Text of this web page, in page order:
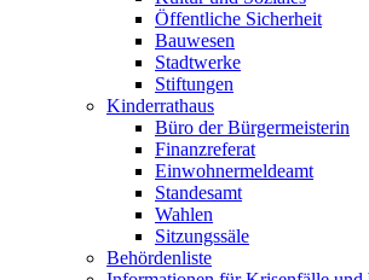
Öffentliche Sicherheit
Bauwesen
Stadtwerke
Stiftungen
Kinderrathaus
Büro der Bürgermeisterin
Finanzreferat
Einwohnermeldeamt
Standesamt
Wahlen
Sitzungssäle
Behördenliste